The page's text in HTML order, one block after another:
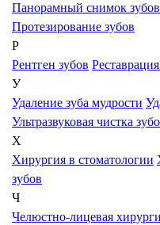
Панорамный снимок зубов
Протезирование зубов
Р
Рентген зубов
У
Удаление зуба мудрости
Ультразвуковая чистка
Х
Хирургия в стоматологии
зубов
Ч
Челюстно-лицевая